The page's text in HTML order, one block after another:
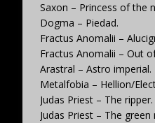
Saxon – Princess of the
Dogma – Piedad.
Fractus Anomalii –
Fractus Anomalii – Out
Arastral – Astro imperial.
Metalfobia – Hellion/
Judas Priest – The ripper.
Judas Priest – The green